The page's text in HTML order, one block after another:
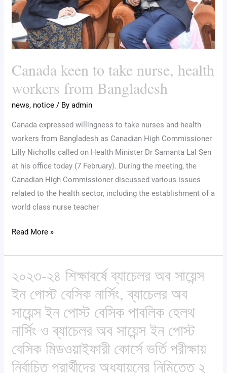
Canada keen to take nurse, health
workers from Bangladesh
news, notice / Byadmin
Canada expressed willingness to take nurses and health
workers from Bangladesh as Canadian High Commissioner
Lilly Nicholls called on Health Minister Dr Samanta Lal Sen
at his office today (7 February). During the meeting, the
Canadian High Commissioner discussed various issues
related to the health sector, including the establishment of a
world class nurse teacher
health
workers
from
Bangladesh
Read More »
২০২৩-২৪ শিক্ষাবর্ষে ব্যাচেলর অব সায়েন্স
ইন পোস্ট বেসিক নার্সিং, ব্যাচেলর অব
সায়েন্স ইন পোস্ট বেসিক পাবলিক হেলথ
নার্সিং ও ব্যাচেলর অব সায়েন্স ইন পোস্ট
বেসিক মিডওয়াইফারী কোর্সে ভর্তি পরীক্ষায়
নির্বাচিত প্রার্থীদের অধ্যায়নের নিমিত্তে ২
২০২৩-২৪
শিক্ষাবর্ষে
ব্যাচেলর
অব
সায়েন্স
পোস্ট
বেসিক